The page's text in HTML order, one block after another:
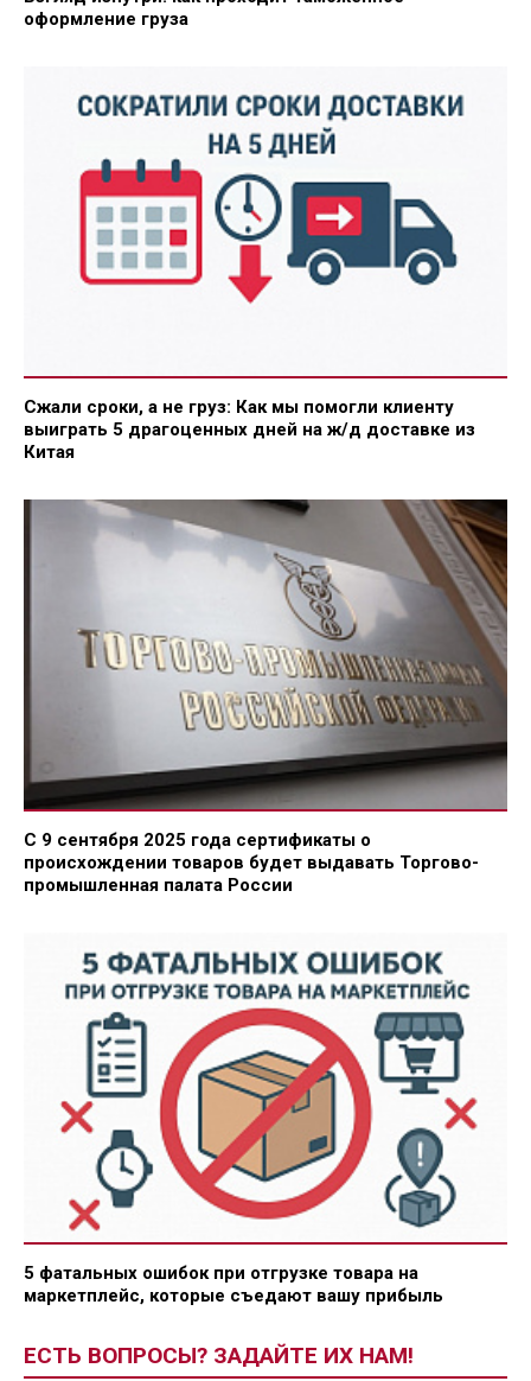
оформление груза
Сжали сроки, а не груз: Как мы помогли клиенту
выиграть 5 драгоценных дней на ж/д доставке из
Китая
С 9 сентября 2025 года сертификаты о
происхождении товаров будет выдавать Торгово-
промышленная палата России
5 фатальных ошибок при отгрузке товара на
маркетплейс, которые съедают вашу прибыль
ЕСТЬ ВОПРОСЫ? ЗАДАЙТЕ ИХ НАМ!